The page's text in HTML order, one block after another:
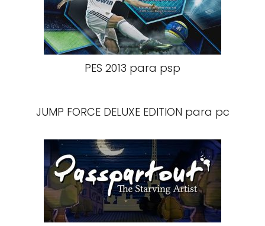
PES 2013 para psp
JUMP FORCE DELUXE EDITION para pc